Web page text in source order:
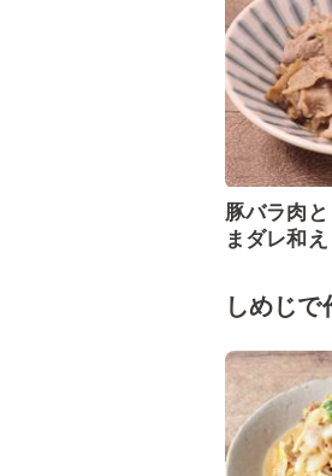
豚バラ肉
まダレ和え
しめじで